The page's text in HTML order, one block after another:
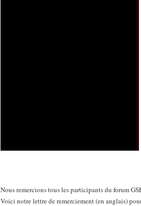
Nous remercions tous les participants du forum
Voici notre lettre de remerciement (en anglais)